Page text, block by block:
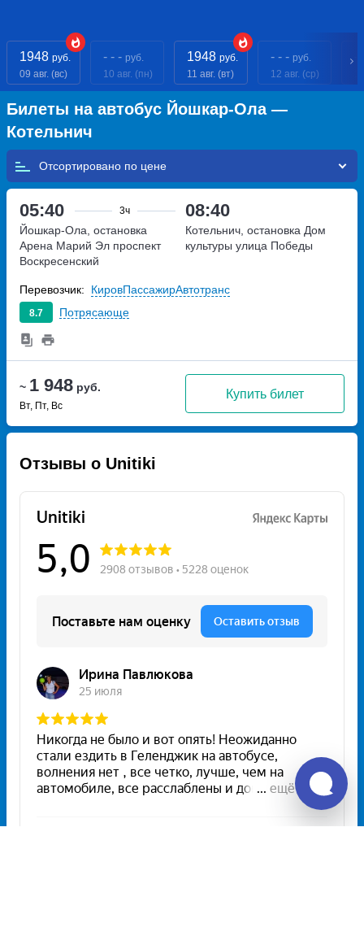
1948 руб.
09 авг. (вс)
- - - руб.
10 авг. (пн)
1948 руб.
11 авг. (вт)
- - - руб.
12 авг. (ср)
Билеты на автобус Йошкар-Ола —
Котельнич
Отсортировано по
05:40 3ч 08:40
~ 1 948 руб.
Вт, Пт, Вс
Купить билет
Йошкар-Ола, остановка
Арена Марий Эл проспект
Воскресенский
Котельнич, остановка Дом
культуры улица Победы
8.7 Потрясающе
Перевозчик: КировПассажирАвтотранс
Отзывы о Unitiki